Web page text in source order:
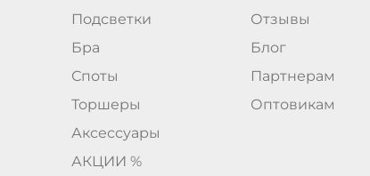
Подсветки
Бра
Споты
Торшеры
Аксессуары
АКЦИИ %
Отзывы
Блог
Партнерам
Оптовикам